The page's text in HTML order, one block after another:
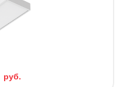
руб.